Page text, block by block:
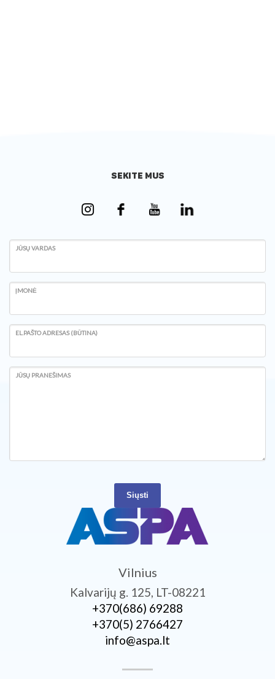
SEKITE MUS
JŪSŲ VARDAS
ĮMONĖ
EL.PAŠTO ADRESAS (BŪTINA)
JŪSŲ PRANEŠIMAS
Siųsti
Vilnius
Kalvarijų g. 125, LT-08221
+370­(686) 69288
+370­(5) 2766427
info@aspa.lt